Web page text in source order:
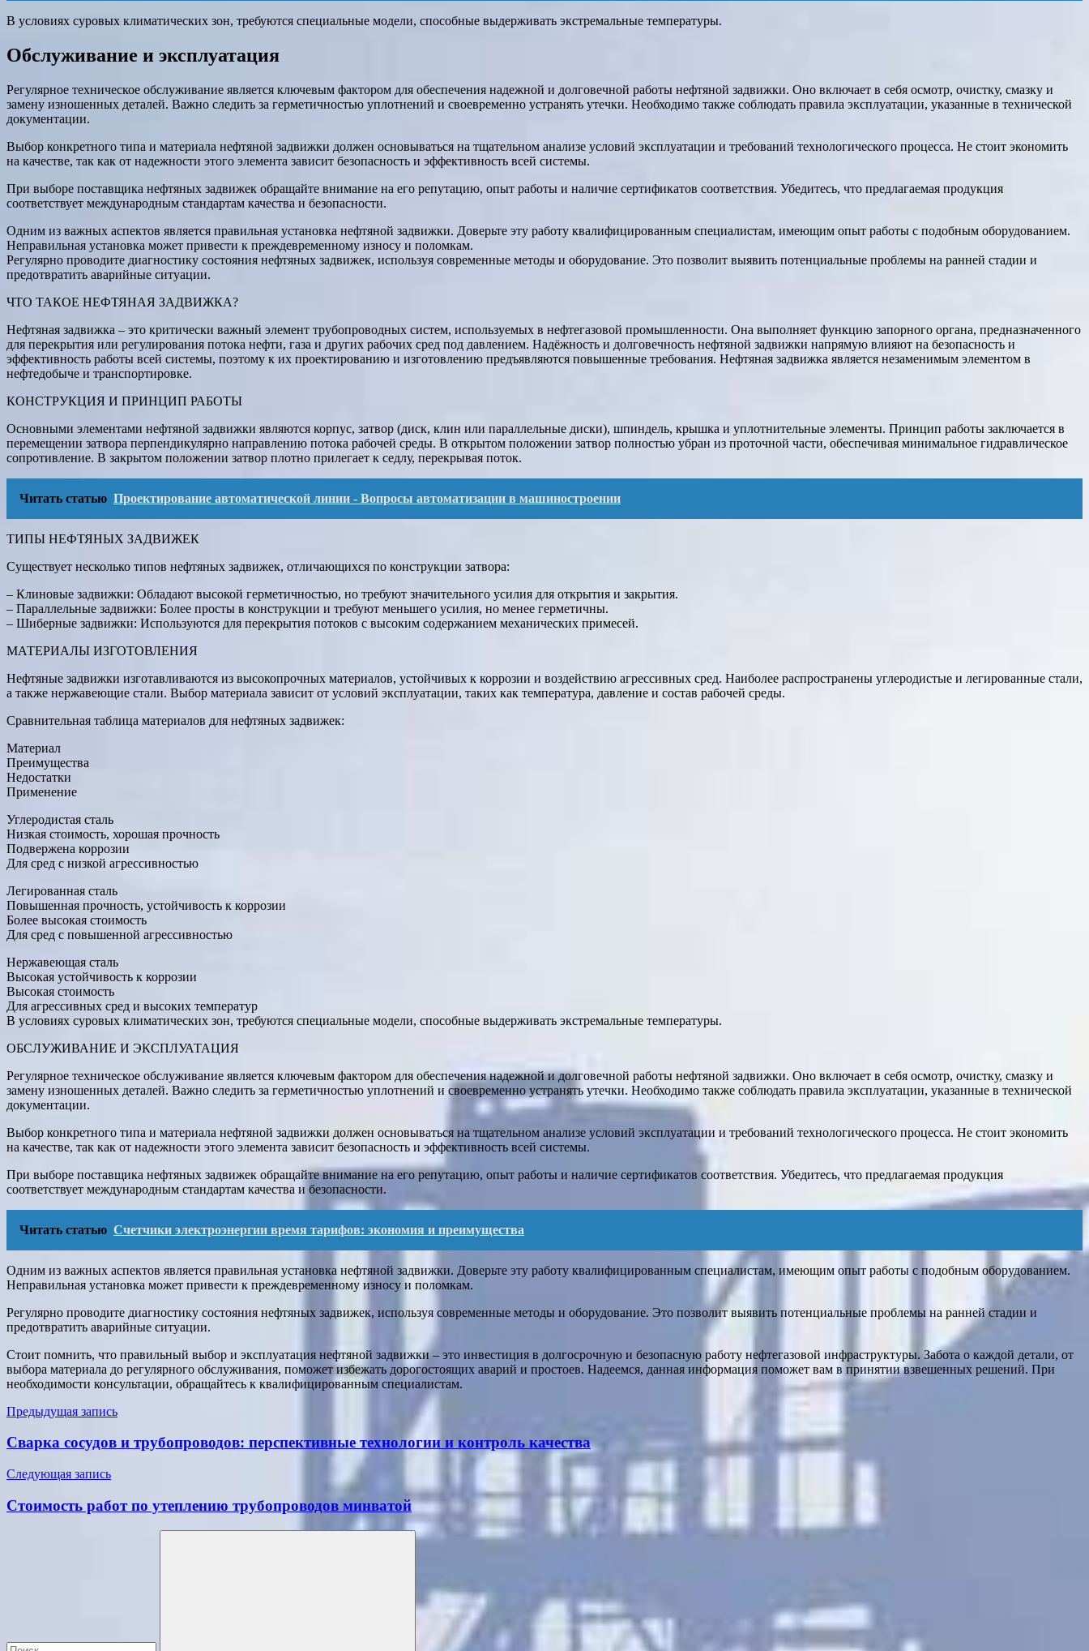
В условиях суровых климатических зон, требуются специальные модели, способные выдерживать экстремальные температуры.
Обслуживание и эксплуатация
Регулярное техническое обслуживание является ключевым фактором для обеспечения надежной и долговечной работы нефтяной задвижки. Оно включает в себя осмотр, очистку, смазку и
замену изношенных деталей. Важно следить за герметичностью уплотнений и своевременно устранять утечки. Необходимо также соблюдать правила эксплуатации, указанные в технической
документации.
Выбор конкретного типа и материала нефтяной задвижки должен основываться на тщательном анализе условий эксплуатации и требований технологического процесса. Не стоит экономить
на качестве, так как от надежности этого элемента зависит безопасность и эффективность всей системы.
При выборе поставщика нефтяных задвижек обращайте внимание на его репутацию, опыт работы и наличие сертификатов соответствия. Убедитесь, что предлагаемая продукция
соответствует международным стандартам качества и безопасности.
Одним из важных аспектов является правильная установка нефтяной задвижки. Доверьте эту работу квалифицированным специалистам, имеющим опыт работы с подобным оборудованием.
Неправильная установка может привести к преждевременному износу и поломкам.
Регулярно проводите диагностику состояния нефтяных задвижек, используя современные методы и оборудование. Это позволит выявить потенциальные проблемы на ранней стадии и
предотвратить аварийные ситуации.
ЧТО ТАКОЕ НЕФТЯНАЯ ЗАДВИЖКА?
Нефтяная задвижка – это критически важный элемент трубопроводных систем, используемых в нефтегазовой промышленности. Она выполняет функцию запорного органа, предназначенного
для перекрытия или регулирования потока нефти, газа и других рабочих сред под давлением. Надёжность и долговечность нефтяной задвижки напрямую влияют на безопасность и
эффективность работы всей системы, поэтому к их проектированию и изготовлению предъявляются повышенные требования. Нефтяная задвижка является незаменимым элементом в
нефтедобыче и транспортировке.
КОНСТРУКЦИЯ И ПРИНЦИП РАБОТЫ
Основными элементами нефтяной задвижки являются корпус, затвор (диск, клин или параллельные диски), шпиндель, крышка и уплотнительные элементы. Принцип работы заключается в
перемещении затвора перпендикулярно направлению потока рабочей среды. В открытом положении затвор полностью убран из проточной части, обеспечивая минимальное гидравлическое
сопротивление. В закрытом положении затвор плотно прилегает к седлу, перекрывая поток.
Читать статью Проектирование автоматической линии - Вопросы автоматизации в машиностроении
ТИПЫ НЕФТЯНЫХ ЗАДВИЖЕК
Существует несколько типов нефтяных задвижек, отличающихся по конструкции затвора:
– Клиновые задвижки: Обладают высокой герметичностью, но требуют значительного усилия для открытия и закрытия.
– Параллельные задвижки: Более просты в конструкции и требуют меньшего усилия, но менее герметичны.
– Шиберные задвижки: Используются для перекрытия потоков с высоким содержанием механических примесей.
МАТЕРИАЛЫ ИЗГОТОВЛЕНИЯ
Нефтяные задвижки изготавливаются из высокопрочных материалов, устойчивых к коррозии и воздействию агрессивных сред. Наиболее распространены углеродистые и легированные стали,
а также нержавеющие стали. Выбор материала зависит от условий эксплуатации, таких как температура, давление и состав рабочей среды.
Сравнительная таблица материалов для нефтяных задвижек:
Материал
Преимущества
Недостатки
Применение
Углеродистая сталь
Низкая стоимость, хорошая прочность
Подвержена коррозии
Для сред с низкой агрессивностью
Легированная сталь
Повышенная прочность, устойчивость к коррозии
Более высокая стоимость
Для сред с повышенной агрессивностью
Нержавеющая сталь
Высокая устойчивость к коррозии
Высокая стоимость
Для агрессивных сред и высоких температур
В условиях суровых климатических зон, требуются специальные модели, способные выдерживать экстремальные температуры.
ОБСЛУЖИВАНИЕ И ЭКСПЛУАТАЦИЯ
Регулярное техническое обслуживание является ключевым фактором для обеспечения надежной и долговечной работы нефтяной задвижки. Оно включает в себя осмотр, очистку, смазку и
замену изношенных деталей. Важно следить за герметичностью уплотнений и своевременно устранять утечки. Необходимо также соблюдать правила эксплуатации, указанные в технической
документации.
Выбор конкретного типа и материала нефтяной задвижки должен основываться на тщательном анализе условий эксплуатации и требований технологического процесса. Не стоит экономить
на качестве, так как от надежности этого элемента зависит безопасность и эффективность всей системы.
При выборе поставщика нефтяных задвижек обращайте внимание на его репутацию, опыт работы и наличие сертификатов соответствия. Убедитесь, что предлагаемая продукция
соответствует международным стандартам качества и безопасности.
Читать статью Счетчики электроэнергии время тарифов: экономия и преимущества
Одним из важных аспектов является правильная установка нефтяной задвижки. Доверьте эту работу квалифицированным специалистам, имеющим опыт работы с подобным оборудованием.
Неправильная установка может привести к преждевременному износу и поломкам.
Регулярно проводите диагностику состояния нефтяных задвижек, используя современные методы и оборудование. Это позволит выявить потенциальные проблемы на ранней стадии и
предотвратить аварийные ситуации.
Стоит помнить, что правильный выбор и эксплуатация нефтяной задвижки – это инвестиция в долгосрочную и безопасную работу нефтегазовой инфраструктуры. Забота о каждой детали, от
выбора материала до регулярного обслуживания, поможет избежать дорогостоящих аварий и простоев. Надеемся, данная информация поможет вам в принятии взвешенных решений. При
необходимости консультации, обращайтесь к квалифицированным специалистам.
Навигация
по
записям
Предыдущая запись
Сварка сосудов и трубопроводов: перспективные технологии и контроль качества
Следующая запись
Стоимость работ по утеплению трубопроводов минватой